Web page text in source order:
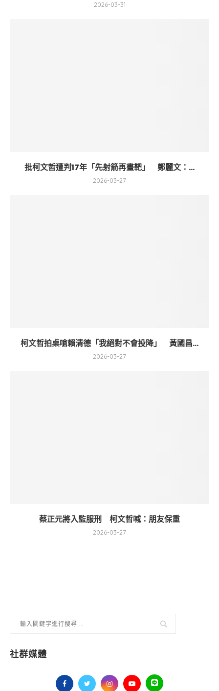
2026-03-31
批柯文哲遭判17年「先射箭再畫靶」 鄭麗文：...
2026-03-27
柯文哲拍桌嗆賴清德「我絕對不會投降」 黃國昌...
2026-03-27
蔡正元將入監服刑 柯文哲喊：朋友保重
2026-03-27
社群媒體